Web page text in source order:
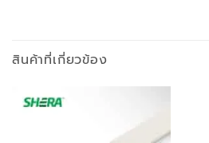
สินค้าที่เกี่ยวข้อง